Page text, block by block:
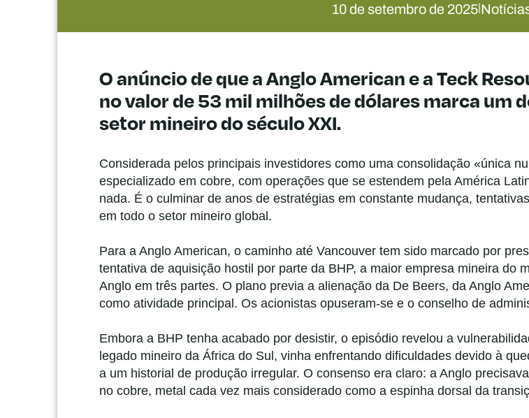
10 de setembro de 2025|
O anúncio de que a Anglo American e a Teck
no valor de 53 mil milhões de dólares marca um
setor mineiro do século XXI.
Considerada pelos principais investidores como uma consolidação «única
especializado em cobre, com operações que se estendem pela América
nada. É o culminar de anos de estratégias em constante mudança,
em todo o setor mineiro global.
Para a Anglo American, o caminho até Vancouver tem sido marcado por
tentativa de aquisição hostil por parte da BHP, a maior empresa mineira do
Anglo em três partes. O plano previa a alienação da De Beers, da Anglo
como atividade principal. Os acionistas opuseram-se e o conselho de
Embora a BHP tenha acabado por desistir, o episódio revelou a
legado mineiro da África do Sul, vinha enfrentando dificuldades devido à
a um historial de produção irregular. O consenso era claro: a Anglo
no cobre, metal cada vez mais considerado como a espinha dorsal da